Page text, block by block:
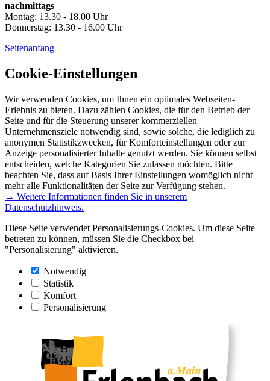
nachmittags
Montag: 13.30 - 18.00 Uhr
Donnerstag: 13.30 - 16.00 Uhr
Seitenanfang
Cookie-Einstellungen
Wir verwenden Cookies, um Ihnen ein optimales Webseiten-
Erlebnis zu bieten. Dazu zählen Cookies, die für den Betrieb der
Seite und für die Steuerung unserer kommerziellen
Unternehmensziele notwendig sind, sowie solche, die lediglich zu
anonymen Statistikzwecken, für Komforteinstellungen oder zur
Anzeige personalisierter Inhalte genutzt werden. Sie können selbst
entscheiden, welche Kategorien Sie zulassen möchten. Bitte
beachten Sie, dass auf Basis Ihrer Einstellungen womöglich nicht
mehr alle Funktionalitäten der Seite zur Verfügung stehen.
→ Weitere Informationen finden Sie in unserem
Datenschutzhinweis.
Diese Seite verwendet Personalisierungs-Cookies. Um diese Seite
betreten zu können, müssen Sie die Checkbox bei
"Personalisierung" aktivieren.
Notwendig
Statistik
Komfort
Personalisierung